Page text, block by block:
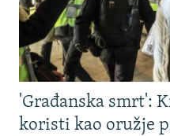
'Građanska smrt':
koristi kao oružje